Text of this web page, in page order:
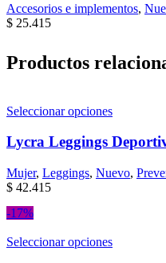
Accesorios e implementos,
$ 25.415
Productos
Seleccionar opciones
Lycra Leggings
Mujer, Leggings, Nuevo,
$ 42.415
-17%
Seleccionar opciones